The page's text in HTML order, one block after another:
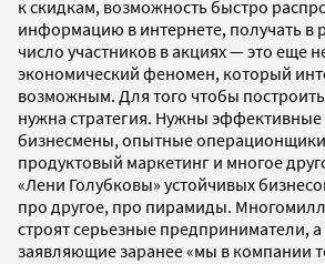
к скидкам, возможность быстро
информацию в интернете, получать в
число участников в акциях — это еще
экономический феномен, который
возможным. Для того чтобы построить
нужна стратегия. Нужны
бизнесмены, опытные
продуктовый маркетинг и многое
«Лени Голубковы» устойчивых
про другое, про пирамиды.
строят серьезные предприниматели,
заявляющие заранее «мы в компании